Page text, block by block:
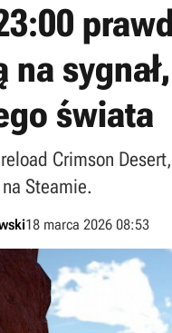
na
świata
Crimson
Steamie.
18 marca 2026 08:53